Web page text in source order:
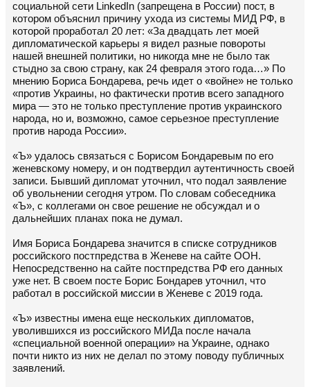
социальной сети LinkedIn (запрещена в России) пост, в
котором объяснил причину ухода из системы МИД РФ, в
которой проработал 20 лет: «За двадцать лет моей
дипломатической карьеры я видел разные повороты
нашей внешней политики, но никогда мне не было так
стыдно за свою страну, как 24 февраля этого года…» По
мнению Бориса Бондарева, речь идет о «войне» не только
«против Украины, но фактически против всего западного
мира — это не только преступление против украинского
народа, но и, возможно, самое серьезное преступление
против народа России».
«Ъ» удалось связаться с Борисом Бондаревым по его
женевскому номеру, и он подтвердил аутентичность своей
записи. Бывший дипломат уточнил, что подал заявление
об увольнении сегодня утром. По словам собеседника
«Ъ», с коллегами он свое решение не обсуждал и о
дальнейших планах пока не думал.
Имя Бориса Бондарева значится в списке сотрудников
российского постпредства в Женеве на сайте ООН.
Непосредственно на сайте постпредства РФ его данных
уже нет. В своем посте Борис Бондарев уточнил, что
работал в российской миссии в Женеве с 2019 года.
«Ъ» известны имена еще нескольких дипломатов,
уволившихся из российского МИДа после начала
«специальной военной операции» на Украине, однако
почти никто из них не делал по этому поводу публичных
заявлений.